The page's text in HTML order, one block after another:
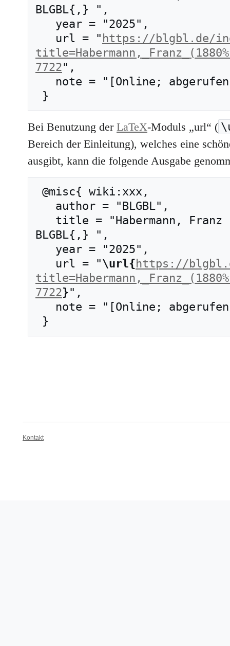
BLGBL{,} ",
   url = "
https://blgbl.de/
7722",
Bei Benutzung der LaTeX-Moduls „url“ (
Bereich der Einleitung), welches eine
ausgibt, kann die folgende Ausgabe
BLGBL{,} ",
   url = "
\url{ https://
7722}",
Kontakt